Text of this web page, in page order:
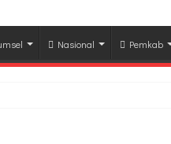
Nasional Pemkab
kepada Ahli Waris Korban